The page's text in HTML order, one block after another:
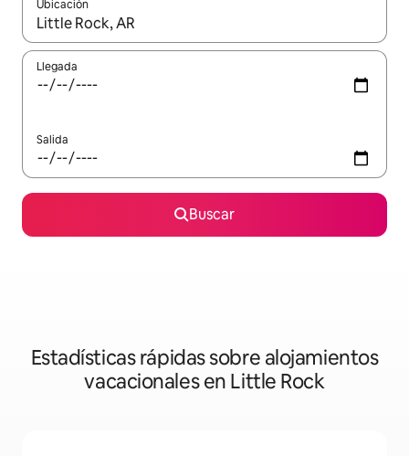
Ubicación
Cuando los resultados estén disponibles, navega con las
Llegada
Salida
Buscar
Estadísticas rápidas sobre alojamientos
vacacionales en Little Rock